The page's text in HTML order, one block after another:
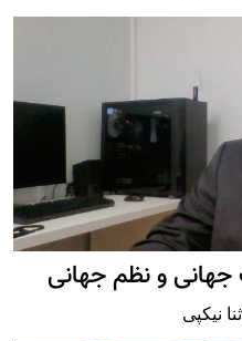
و نظم جهانی
نیکپی